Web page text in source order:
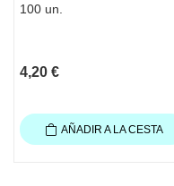
100 un.
4,20 €
AÑADIR A LA CESTA